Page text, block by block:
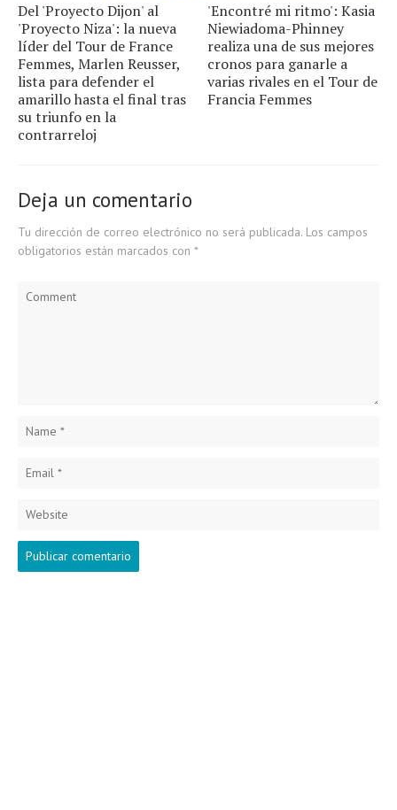
Del 'Proyecto Dijon' al
'Proyecto Niza': la nueva
líder del Tour de France
Femmes, Marlen Reusser,
lista para defender el
amarillo hasta el final tras
su triunfo en la
contrarreloj
'Encontré mi ritmo': Kasia
Niewiadoma-Phinney
realiza una de sus mejores
cronos para ganarle a
varias rivales en el Tour de
Francia Femmes
Deja un comentario
Tu dirección de correo electrónico no será publicada. Los campos
obligatorios están marcados con *